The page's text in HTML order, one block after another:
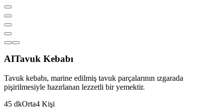
AITavuk Kebabı
Tavuk kebabı, marine edilmiş tavuk parçalarının ızgarada
pişirilmesiyle hazırlanan lezzetli bir yemektir.
45 dkOrta4 Kişi